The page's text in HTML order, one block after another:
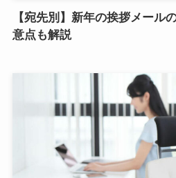
【宛先別】新年の挨拶メール
意点も解説